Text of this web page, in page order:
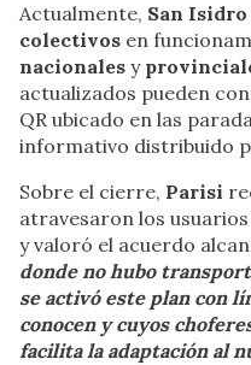
Actualmente, San Isidro
colectivos en
nacionales y
actualizados pueden
QR ubicado en las
informativo distribuido
Sobre el cierre, Parisi
atravesaron los
y valoró el acuerdo
donde no hubo
se activó este plan con
conocen y cuyos
facilita la adaptación al